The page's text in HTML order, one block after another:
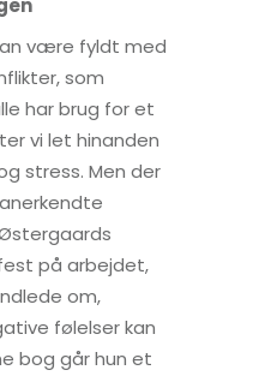
være fyldt med
som
har brug for et
vi let hinanden
stress. Men der
på arbejdet,
om,
følelser kan
bog går hun et